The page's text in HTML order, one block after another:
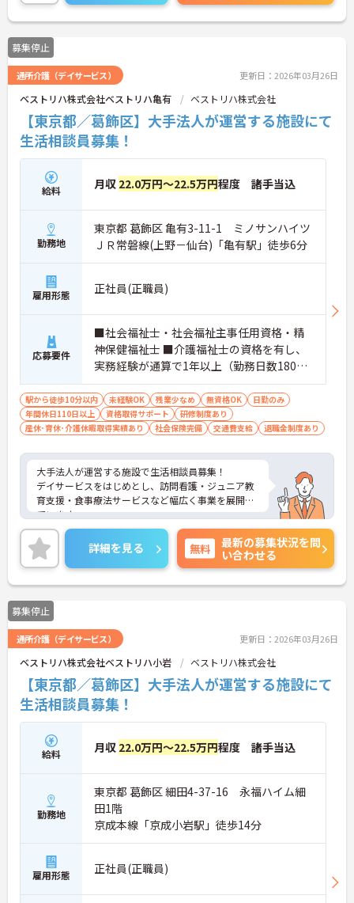
募集停止
通所介護（デイサービス） 更新日：2026年03月26日
ベストリハ株式会社ベストリハ亀有 ベストリハ株式会社
【東京都／葛飾区】大手法人が運営する施設にて
生活相談員募集！
給料 月収 22.0万円～22.5万円程度 諸手当込
勤務地
東京都 葛飾区 亀有3-11-1 ミノサンハイツ
ＪＲ常磐線(上野－仙台)「亀有駅」徒歩6分
雇用形態 正社員(正職員)
応募要件
■社会福祉士・社会福祉主事任用資格・精
神保健福祉士 ■介護福祉士の資格を有し、
実務経験が通算で1年以上（勤務日数180日
以上）ある方 ■老人福祉施設の施設長経験
が通算で1年以上（勤務日数180日以上）あ
る方 ※上記のいずれかの資格をお持ちの方
駅から徒歩10分以内 未経験OK 残業少なめ 無資格OK
日勤のみ
年間休日110日以上
資格取得サポート
研修制度あり
産休･育休･介護休暇取得実績あり
社会保険完備 交通費支給 退職金制度あり
大手法人が運営する施設で生活相談員募集！
デイサービスをはじめとし、訪問看護・ジュニア教
育支援・食事療法サービスなど幅広く事業を展開し
ています。
日曜固定休の完全週休2日制で、年間休日は120日以
上！しっかり休んでプライベートも充実！
ご興味のある方はお気軽にお問い合わせ下さい。
詳細を見る 無料
最新の募集状況を問
い合わせる
募集停止
通所介護（デイサービス） 更新日：2026年03月26日
ベストリハ株式会社ベストリハ小岩 ベストリハ株式会社
【東京都／葛飾区】大手法人が運営する施設にて
生活相談員募集！
給料 月収 22.0万円～22.5万円程度 諸手当込
勤務地
東京都 葛飾区 細田4-37-16 永福ハイム細
田1階
京成本線「京成小岩駅」徒歩14分
雇用形態 正社員(正職員)